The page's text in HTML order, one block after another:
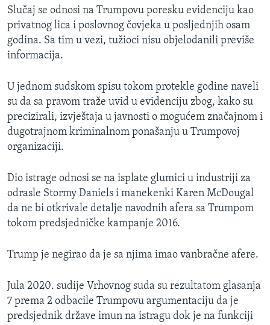
Slučaj se odnosi na Trumpovu poresku evidenciju kao
privatnog lica i poslovnog čovjeka u posljednjih osam
godina. Sa tim u vezi, tužioci nisu objelodanili previše
informacija.
U jednom sudskom spisu tokom protekle godine naveli
su da sa pravom traže uvid u evidenciju zbog, kako su
precizirali, izvještaja u javnosti o mogućem značajnom i
dugotrajnom kriminalnom ponašanju u Trumpovoj
organizaciji.
Dio istrage odnosi se na isplate glumici u industriji za
odrasle Stormy Daniels i manekenki Karen McDougal​
da ne bi otkrivale detalje navodnih afera sa Trumpom
tokom predsjedničke kampanje 2016.
Trump je negirao da je sa njima imao vanbračne afere.
Jula 2020. sudije Vrhovnog suda su rezultatom glasanja
7 prema 2 odbacile Trumpovu argumentaciju da je
predsjednik države imun na istragu dok je na funkciji